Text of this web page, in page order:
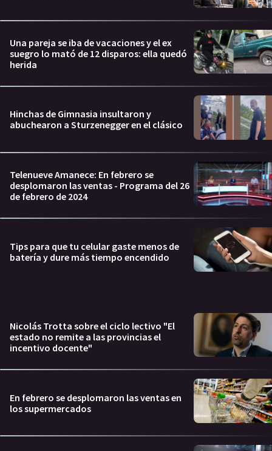
Una pareja se iba de vacaciones y el ex
suegro lo mató de 12 disparos: ella quedó
herida
Hinchas de Gimnasia insultaron y
abuchearon a Sturzenegger en el clásico
Telenueve Amanece: En febrero se
desplomaron las ventas - Programa del 26
de febrero de 2024
Tips para que tu celular gaste menos de
batería y dure más tiempo encendido
Nicolás Trotta sobre el ciclo lectivo "El
estado no remite a las provincias el
incentivo docente"
En febrero se desplomaron las ventas en
los supermercados